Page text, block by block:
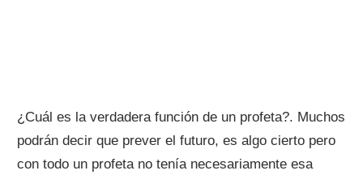
¿Cuál es la verdadera función de un profeta?. Muchos
podrán decir que prever el futuro, es algo cierto pero
con todo un profeta no tenía necesariamente esa